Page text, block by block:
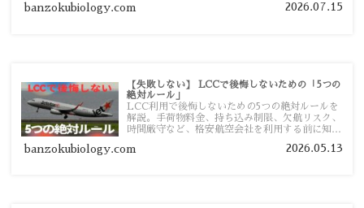
banzokubiology.com 2026.07.15
【失敗しない】 LCCで後悔しないための「5つの
絶対ルール」
LCC利用で後悔しないための5つの絶対ルールを
解説。手荷物料金、持ち込み制限、欠航リスク、
時間厳守など、格安航空会社を利用する前に知っ
す。
banzokubiology.com 2026.05.13